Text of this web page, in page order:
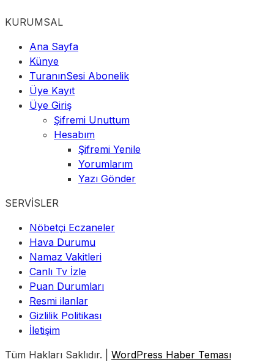
KURUMSAL
Ana Sayfa
Künye
TuranınSesi Abonelik
Üye Kayıt
Üye Giriş
Şifremi Unuttum
Hesabım
Şifremi Yenile
Yorumlarım
Yazı Gönder
SERVİSLER
Nöbetçi Eczaneler
Hava Durumu
Namaz Vakitleri
Canlı Tv İzle
Puan Durumları
Resmi ilanlar
Gizlilik Politikası
İletişim
Tüm Hakları Saklıdır. | WordPress Haber Teması